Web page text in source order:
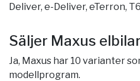
Deliver, e-Deliver, eTerron,
Säljer Maxus
Ja, Maxus har 10 varianter
modellprogram.